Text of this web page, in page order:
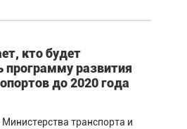
кто будет
программу развития
до 2020 года
транспорта и